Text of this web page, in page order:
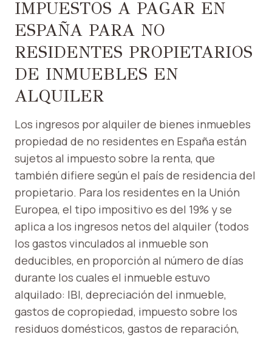
IMPUESTOS A PAGAR EN
ESPAÑA PARA NO
RESIDENTES PROPIETARIOS
DE INMUEBLES EN
ALQUILER
Los ingresos por alquiler de bienes inmuebles
propiedad de no residentes en España están
sujetos al impuesto sobre la renta, que
también difiere según el país de residencia del
propietario. Para los residentes en la Unión
Europea, el tipo impositivo es del 19% y se
aplica a los ingresos netos del alquiler (todos
los gastos vinculados al inmueble son
deducibles, en proporción al número de días
durante los cuales el inmueble estuvo
alquilado: IBI, depreciación del inmueble,
gastos de copropiedad, impuesto sobre los
residuos domésticos, gastos de reparación,